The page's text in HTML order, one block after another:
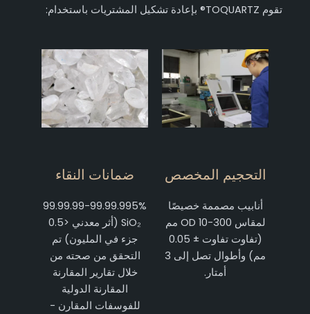
تقوم TOQUARTZ® بإعادة تشكيل المشتريات باستخدام:
التحجيم المخصص
أنابيب مصممة خصيصًا
لمقاس OD 10-300 مم
(تفاوت تفاوت ± 0.05
مم) وأطوال تصل إلى 3
أمتار.
ضمانات النقاء
99.99.99-99.99.995%
SiO₂ (أثر معدني <0.5
جزء في المليون) تم
التحقق من صحته من
خلال تقارير المقارنة
المقارنة الدولية
للفوسفات المقارن -